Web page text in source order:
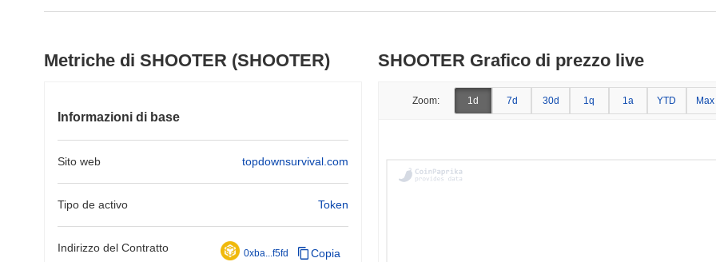
Metriche di SHOOTER (SHOOTER)
Informazioni di base
Sito web topdownsurvival.com
Tipo de activo Token
Indirizzo del Contratto 0xba...f5fd Copia
SHOOTER Grafico di prezzo live
Zoom: 1d 7d 30d 1q 1a YTD Max